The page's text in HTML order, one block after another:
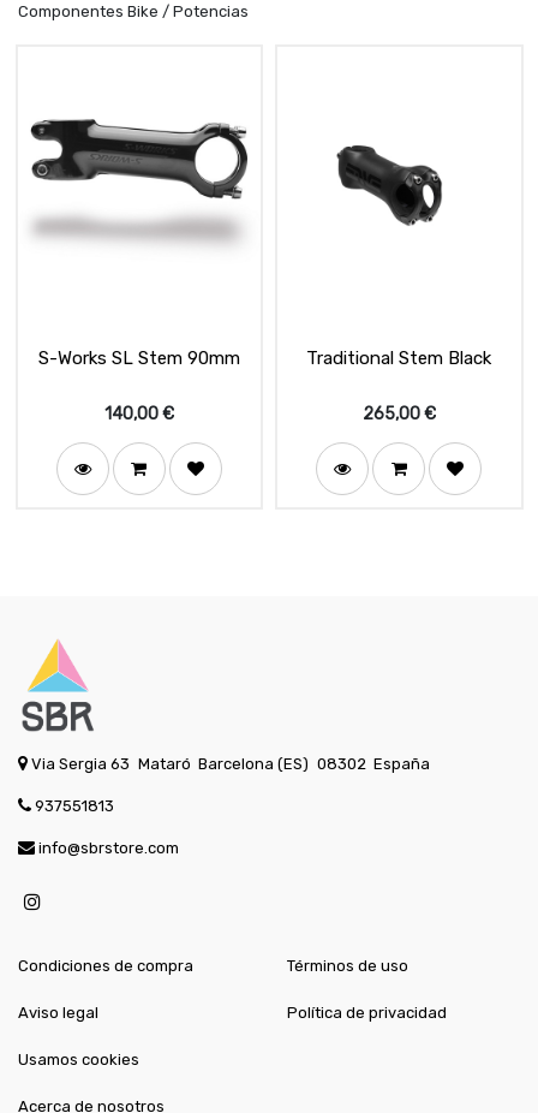
Componentes Bike / Potencias
S-Works SL Stem 90mm
140,00€
Traditional Stem Black
265,00€
Via Sergia 63 Mataró Barcelona (ES) 08302 España
937551813
info@sbrstore.com
Condiciones de compra
Aviso legal
Términos de uso
Política de privacidad
Usamos cookies
Acerca de nosotros